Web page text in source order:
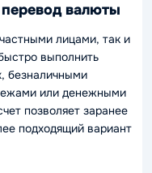
валюты
лицами, так и
выполнить
безналичными
или денежными
позволяет заранее
подходящий вариант